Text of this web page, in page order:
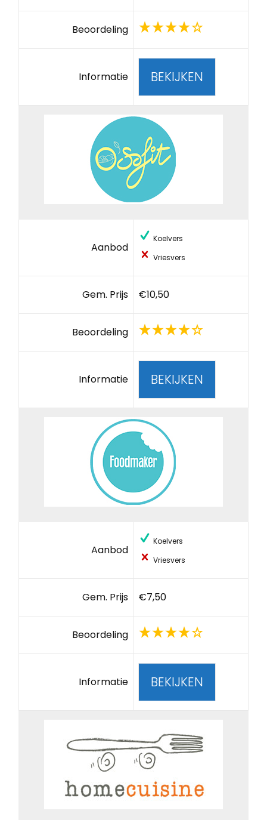
Beoordeling
Informatie BEKIJKEN
Aanbod
Koelvers
Vriesvers
Gem. Prijs €10,50
Beoordeling
Informatie BEKIJKEN
Aanbod
Koelvers
Vriesvers
Gem. Prijs €7,50
Beoordeling
Informatie BEKIJKEN